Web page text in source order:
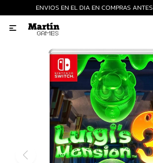
ENVIOS EN EL DIA EN COMPRAS

Consolas nuevas
Consolas recertificadas
Juegos